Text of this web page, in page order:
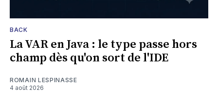
BACK
La VAR en Java : le type passe hors
champ dès qu'on sort de l'IDE
ROMAIN LESPINASSE
4 août 2026